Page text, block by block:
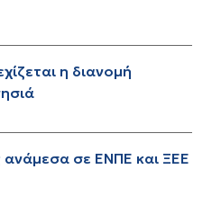
η διανομή
σε ΕΝΠΕ και ΞΕΕ